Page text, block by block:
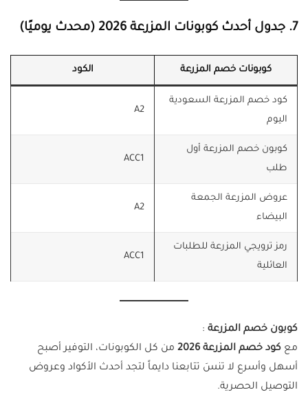
7. جدول أحدث كوبونات المزرعة 2026 (محدث يوميًا)
كوبونات خصم المزرعة الكود
كود خصم المزرعة السعودية
اليوم
A2
كوبون خصم المزرعة أول
طلب
ACC1
عروض المزرعة الجمعة
البيضاء
A2
رمز ترويجي المزرعة للطلبات
العائلية
ACC1
كوبون خصم المزرعة :
مع كود خصم المزرعة 2026
من كل الكوبونات، التوفير أصبح
أسهل وأسرع لا تنسَ تتابعنا دايماً لتجد أحدث الأكواد وعروض
التوصيل الحصرية.